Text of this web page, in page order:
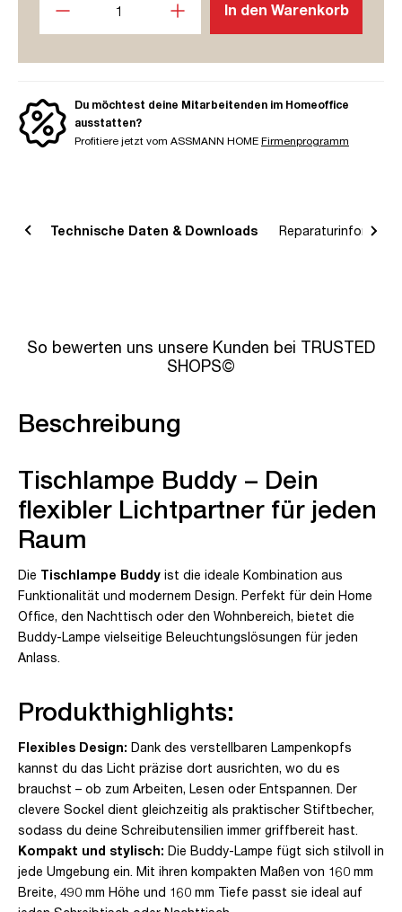
In den Warenkorb
Du möchtest deine Mitarbeitenden im Homeoffice
ausstatten?
Profitiere jetzt vom ASSMANN HOME Firmenprogramm
Technische Daten & Downloads
So bewerten uns unsere Kunden bei TRUSTED
SHOPS©
Beschreibung
Tischlampe Buddy – Dein
flexibler Lichtpartner für jeden
Raum
Die Tischlampe Buddy ist die ideale Kombination aus
Funktionalität und modernem Design. Perfekt für dein Home
Office, den Nachttisch oder den Wohnbereich, bietet die
Buddy-Lampe vielseitige Beleuchtungslösungen für jeden
Anlass.
Produkthighlights:
Flexibles Design: Dank des verstellbaren Lampenkopfs
kannst du das Licht präzise dort ausrichten, wo du es
brauchst – ob zum Arbeiten, Lesen oder Entspannen. Der
clevere Sockel dient gleichzeitig als praktischer Stiftbecher,
sodass du deine Schreibutensilien immer griffbereit hast.
Kompakt und stylisch: Die Buddy-Lampe fügt sich stilvoll in
jede Umgebung ein. Mit ihren kompakten Maßen von 160 mm
Breite, 490 mm Höhe und 160 mm Tiefe passt sie ideal auf